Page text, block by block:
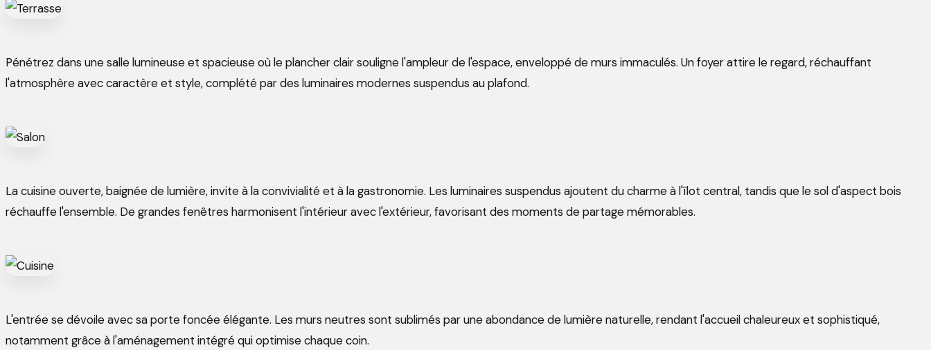
Pénétrez dans une salle lumineuse et spacieuse où le plancher clair souligne l'ampleur de l'espace, enveloppé de murs immaculés. Un foyer attire le regard, réchauffant
l'atmosphère avec caractère et style, complété par des luminaires modernes suspendus au plafond.
La cuisine ouverte, baignée de lumière, invite à la convivialité et à la gastronomie. Les luminaires suspendus ajoutent du charme à l'îlot central, tandis que le sol d'aspect bois
réchauffe l'ensemble. De grandes fenêtres harmonisent l'intérieur avec l'extérieur, favorisant des moments de partage mémorables.
L'entrée se dévoile avec sa porte foncée élégante. Les murs neutres sont sublimés par une abondance de lumière naturelle, rendant l'accueil chaleureux et sophistiqué,
notamment grâce à l'aménagement intégré qui optimise chaque coin.